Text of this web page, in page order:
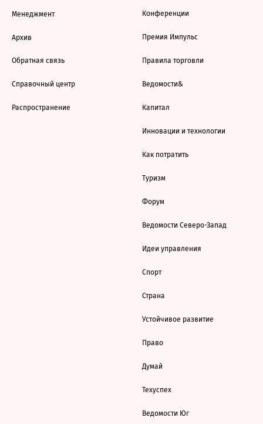
Менеджмент
Архив
Обратная связь
Справочный центр
Распространение
Конференции
Премия Импульс
Правила торговли
Ведомости&
Капитал
Инновации и технологии
Как потратить
Туризм
Форум
Ведомости Северо-Запад
Идеи управления
Спорт
Страна
Устойчивое развитие
Право
Думай
Техуспех
Ведомости Юг